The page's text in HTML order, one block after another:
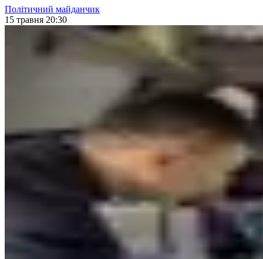
Політичний майданчик
15 травня 20:30